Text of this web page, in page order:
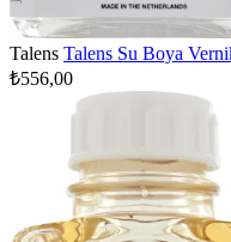
Talens Talens Su Boya
₺556,00